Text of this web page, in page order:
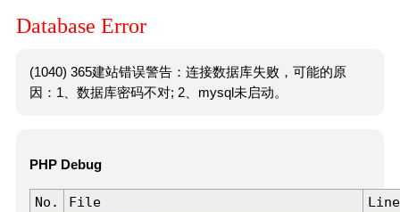
Database Error
(1040) 365建站错误警告：连接数据库失败，可能的原
因：1、数据库密码不对; 2、mysql未启动。
PHP Debug
No. File
Line